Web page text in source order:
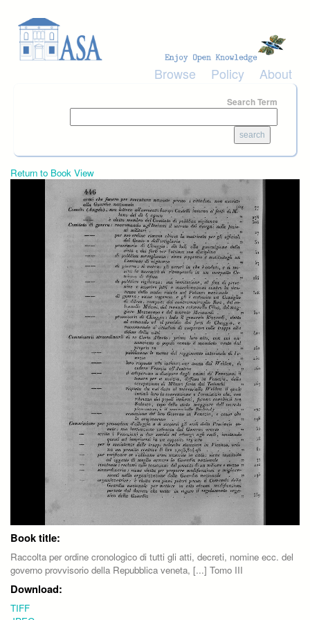
Browse Policy About
Search Term
Return to Book View
Book title:
Raccolta per ordine cronologico di tutti gli atti, decreti, nomine ecc. del
governo provvisorio della Repubblica veneta, [...] Tomo III
Download:
TIFF